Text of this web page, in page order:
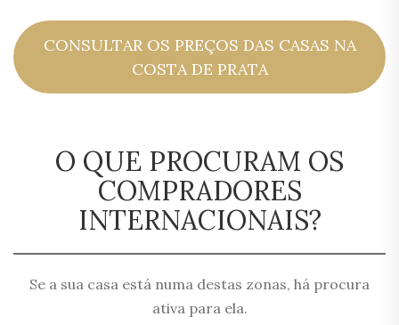
CONSULTAR OS PREÇOS DAS CASAS NA
COSTA DE PRATA
O QUE PROCURAM OS
COMPRADORES
INTERNACIONAIS?
Se a sua casa está numa destas zonas, há procura
ativa para ela.